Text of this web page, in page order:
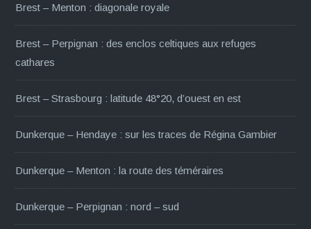
Brest – Menton : diagonale royale
Brest – Perpignan : des enclos celtiques aux refuges
cathares
Brest – Strasbourg : latitude 48°20, d’ouest en est
Dunkerque – Hendaye : sur les traces de Régina Gambier
Dunkerque – Menton : la route des téméraires
Dunkerque – Perpignan : nord – sud